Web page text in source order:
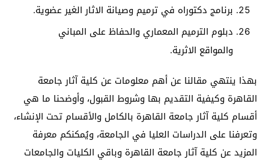
برنامج دكتوراه في ترميم وصيانة الاثار الغير عضوية.
دبلوم الترميم المعماري والحفاظ على المباني
والمواقع الاثرية.
بهذا ينتهي مقالنا عن أهم معلومات عن كلية آثار جامعة
القاهرة وكيفية التقديم بها وشروط القبول، وأوضحنا ما هي
أقسام كلية آثار جامعة القاهرة بالكامل والأقسام تحت الإنشاء،
وتعرفنا على الدراسات العليا في الجامعة، ويُمكنكم معرفة
المزيد عن كلية آثار جامعة القاهرة وباقي الكليات والجامعات